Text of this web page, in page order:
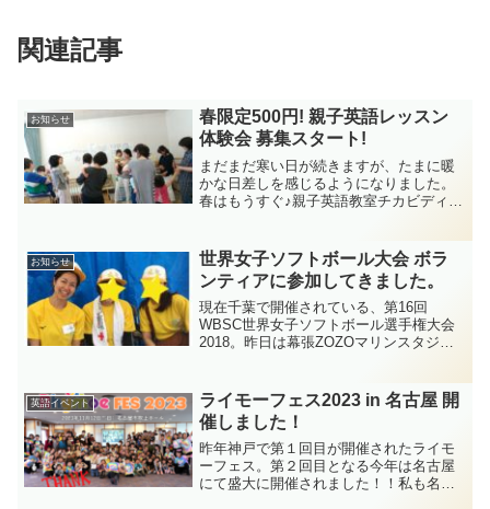
関連記事
お知らせ
春限定500円! 親子英語レッスン
体験会 募集スタート!
まだまだ寒い日が続きますが、たまに暖
かな日差しを感じるようになりました。
春はもうすぐ♪親子英語教室チカビディー
お知らせ
世界女子ソフトボール大会 ボラ
ンティアに参加してきました。
現在千葉で開催されている、第16回
WBSC世界女子ソフトボール選手権大会
2018。昨日は幕張ZOZOマリンスタジア
の東京オリンピック・パラリンピックの
都市ボランティ...
英語イベント
ライモーフェス2023 in 名古屋 開
催しました！
昨年神戸で第１回目が開催されたライモ
ーフェス。第２回目となる今年は名古屋
にて盛大に開催されました！！私も名古